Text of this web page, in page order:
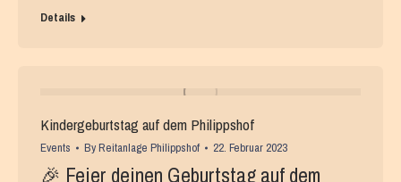
Details
Kindergeburtstag auf dem Philippshof
Events ByReitanlage Philippshof 22. Februar 2023
🎉 Feier deinen Geburtstag auf dem